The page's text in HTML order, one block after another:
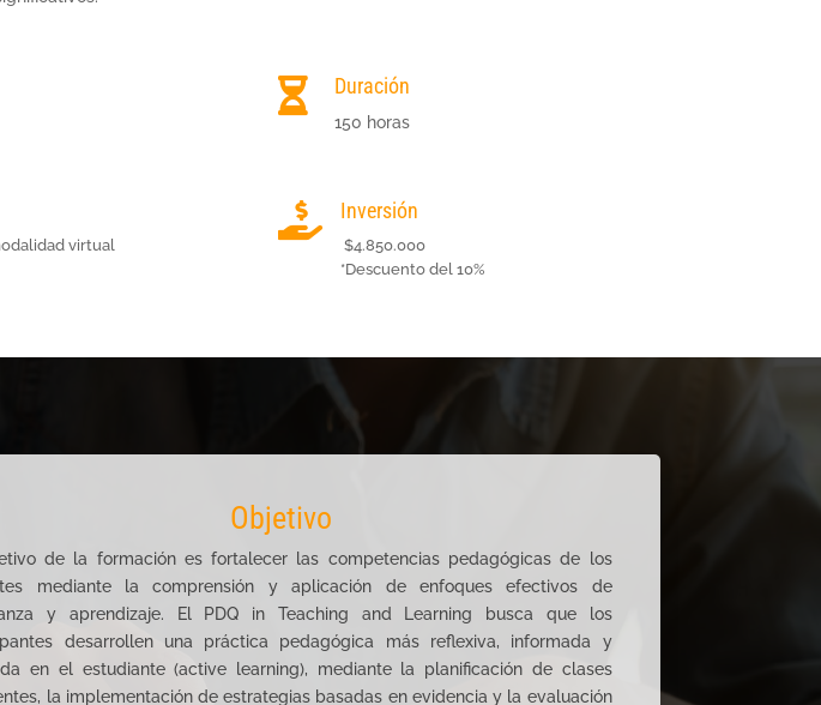
 Duración
150 horas
virtual
 Inversión
$4.850.000
*Descuento del 10%
Objetivo
de la formación es fortalecer las competencias pedagógicas de los
mediante la comprensión y aplicación de enfoques efectivos de
y aprendizaje. El PDQ in Teaching and Learning busca que los
desarrollen una práctica pedagógica más reflexiva, informada y
en el estudiante (active learning), mediante la planificación de clases
la implementación de estrategias basadas en evidencia y la evaluación